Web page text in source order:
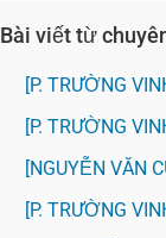
Bài viết từ
[P. TRƯỜNG
[P. TRƯỜNG
[NGUYỄN VĂN
[P. TRƯỜNG